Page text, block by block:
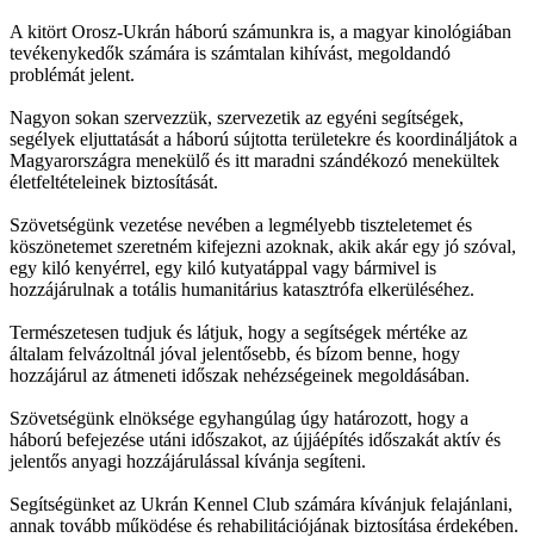
A kitört Orosz-Ukrán háború számunkra is, a magyar kinológiában
tevékenykedők számára is számtalan kihívást, megoldandó
problémát jelent.
Nagyon sokan szervezzük, szervezetik az egyéni segítségek,
segélyek eljuttatását a háború sújtotta területekre és koordináljátok a
Magyarországra menekülő és itt maradni szándékozó menekültek
életfeltételeinek biztosítását.
Szövetségünk vezetése nevében a legmélyebb tiszteletemet és
köszönetemet szeretném kifejezni azoknak, akik akár egy jó szóval,
egy kiló kenyérrel, egy kiló kutyatáppal vagy bármivel is
hozzájárulnak a totális humanitárius katasztrófa elkerüléséhez.
Természetesen tudjuk és látjuk, hogy a segítségek mértéke az
általam felvázoltnál jóval jelentősebb, és bízom benne, hogy
hozzájárul az átmeneti időszak nehézségeinek megoldásában.
Szövetségünk elnöksége egyhangúlag úgy határozott, hogy a
háború befejezése utáni időszakot, az újjáépítés időszakát aktív és
jelentős anyagi hozzájárulással kívánja segíteni.
Segítségünket az Ukrán Kennel Club számára kívánjuk felajánlani,
annak tovább működése és rehabilitációjának biztosítása érdekében.